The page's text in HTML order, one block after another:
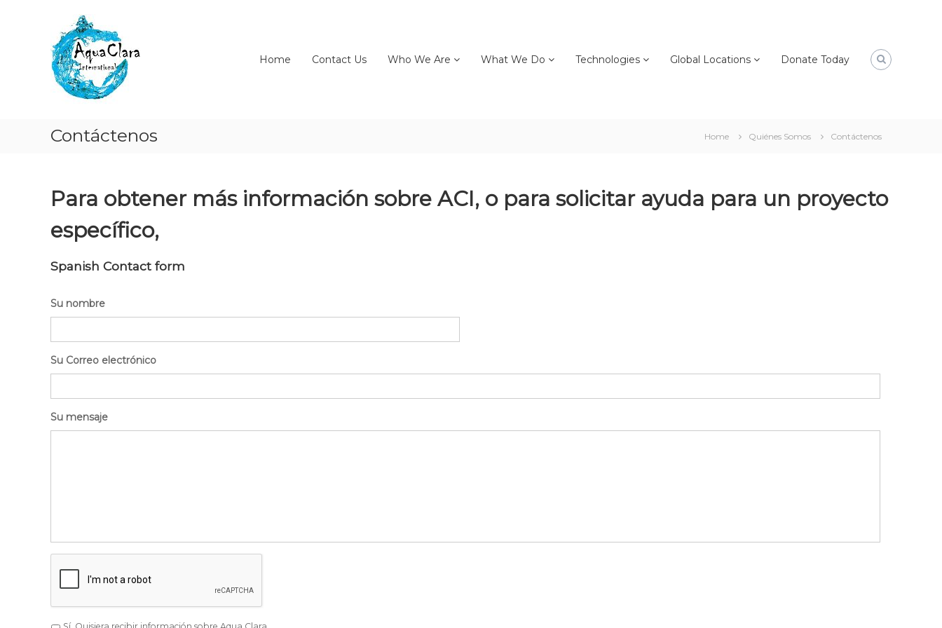
Aqua
Clara
Clean
water
for
the
Home Contact Us Who We Are What We Do Technologies Global Locations Donate Today
Contáctenos Home Quiénes Somos Contáctenos
Para obtener más información sobre ACI, o para solicitar ayuda para un proyecto
específico,
Spanish Contact form
Su nombre
Su Correo electrónico
Su mensaje